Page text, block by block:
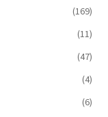
(169)
(11)
(47)
(4)
(6)